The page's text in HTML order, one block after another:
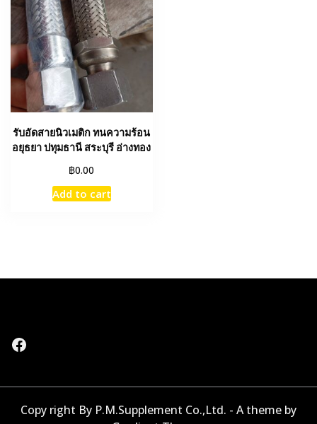
รับอัดสายนิวเมติก ทนความร้อน
อยุธยา ปทุมธานี สระบุรี อ่างทอง
฿0.00
Add to cart
Facebook
Copy right By P.M.Supplement Co.,Ltd. - A theme by